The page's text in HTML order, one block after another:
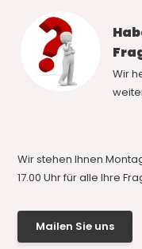
Wir
Wir stehen Ihnen
17.00 Uhr für alle Ihre
Mailen Sie uns